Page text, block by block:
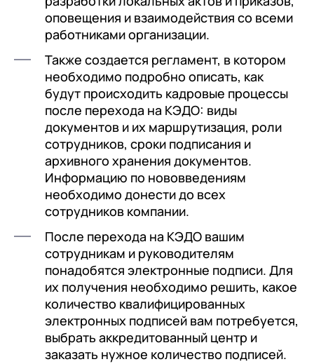
оповещения и взаимодействия со всеми
работниками организации.
Также создается регламент, в котором
необходимо подробно описать, как
будут происходить кадровые процессы
после перехода на КЭДО: виды
документов и их маршрутизация, роли
сотрудников, сроки подписания и
архивного хранения документов.
Информацию по нововведениям
необходимо донести до всех
сотрудников компании.
После перехода на КЭДО вашим
сотрудникам и руководителям
понадобятся электронные подписи. Для
их получения необходимо решить, какое
количество квалифицированных
электронных подписей вам потребуется,
выбрать аккредитованный центр и
заказать нужное количество подписей.